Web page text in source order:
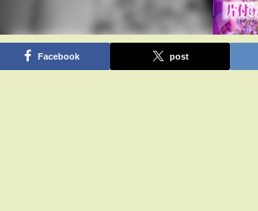
Facebook post